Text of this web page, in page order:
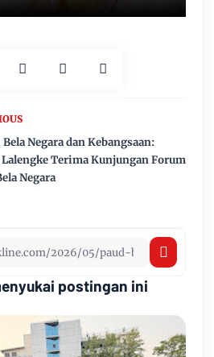
Negara dan Kebangsaan:
Terima Kunjungan Forum
Negara
postingan ini